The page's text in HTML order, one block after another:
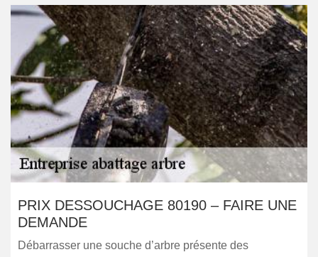
PRIX DESSOUCHAGE 80190 – FAIRE UNE
DEMANDE
Débarrasser une souche d’arbre présente des